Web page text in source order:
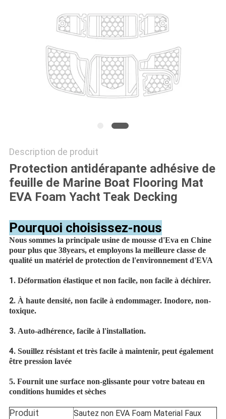
DEMANDEZ
CITATION
POLICY
Description de produit
Protection antidérapante adhésive de
feuille de Marine Boat Flooring Mat
EVA Foam Yacht Teak Decking
Pourquoi choisissez-nous
Nous sommes la principale usine de mousse d'Eva en Chine
pour plus que 38years, et employons la meilleure classe de
qualité un matériel de protection de l'environnement d'EVA
1. Déformation élastique et non facile, non facile à déchirer.
2. À haute densité, non facile à endommager. Inodore, non-
toxique.
3. Auto-adhérence, facile à l'installation.
4. Souillez résistant et très facile à maintenir, peut également
être pression lavée
5. Fournit une surface non-glissante pour votre bateau en
conditions humides et sèches
Produit
Sautez non EVA Foam Material Faux